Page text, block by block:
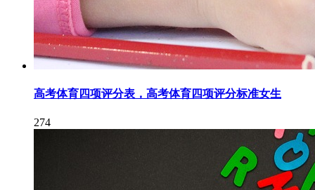
高考体育四项评分表，高考体育四项评分标准女生
274